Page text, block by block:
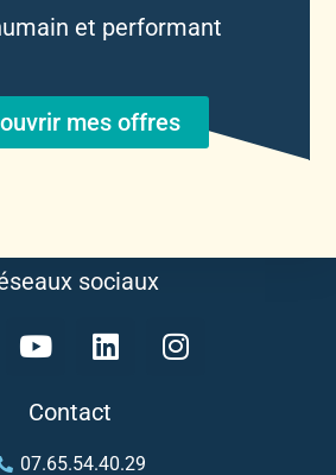
et performant
mes offres
sociaux
Contact
07.65.54.40.29